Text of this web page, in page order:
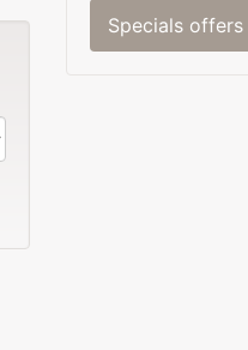
Specials offers